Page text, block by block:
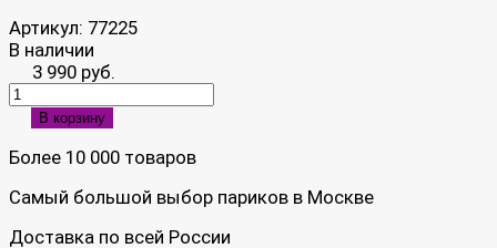
Артикул: 77225
В наличии
3 990 руб.
В корзину
Более 10 000 товаров
Самый большой выбор париков в Москве
Доставка по всей России